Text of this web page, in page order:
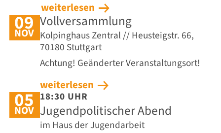
weiterlesen
09
NOV
Vollversammlung
Kolpinghaus Zentral // Heusteigstr. 66,
70180 Stuttgart
Achtung! Geänderter Veranstaltungsort!
weiterlesen
05
NOV
18:30 UHR
Jugendpolitischer Abend
im Haus der Jugendarbeit